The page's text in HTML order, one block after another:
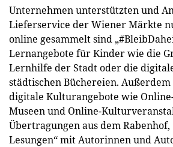
Unternehmen unterstützten und
Lieferservice der Wiener Märkte
online gesammelt sind
Lernangebote für Kinder wie die
Lernhilfe der Stadt oder die
städtischen Büchereien.
digitale Kulturangebote wie
Museen und Online-
Übertragungen aus dem Rabenhof,
Lesungen“ mit Autorinnen und